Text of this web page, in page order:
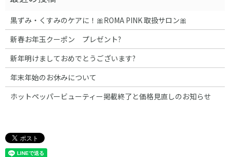
黒ずみ・くすみのケアに！🎀ROMA PINK 取扱サロン🎀
新春お年玉クーポン プレゼント?
新年明けましておめでとうございます?
年末年始のお休みについて
ホットペッパービューティー掲載終了と価格見直しのお知らせ